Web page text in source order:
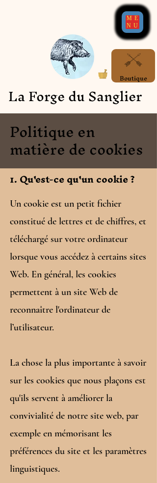
ME
NU
La Forge du Sanglier
Boutique
Politique en
matière de cookies
1. Qu'est-ce qu'un cookie ?
Un cookie est un petit fichier
constitué de lettres et de chiffres, et
téléchargé sur votre ordinateur
lorsque vous accédez à certains sites
Web. En général, les cookies
permettent à un site Web de
reconnaître l'ordinateur de
l’utilisateur.
La chose la plus importante à savoir
sur les cookies que nous plaçons est
qu'ils servent à améliorer la
convivialité de notre site web, par
exemple en mémorisant les
préférences du site et les paramètres
linguistiques.